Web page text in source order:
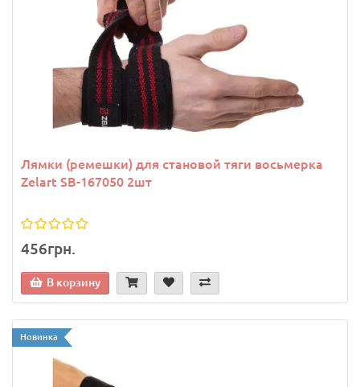
Лямки (ремешки) для становой тяги восьмерка
Zelart SB-167050 2шт
456грн.
В корзину
Новинка